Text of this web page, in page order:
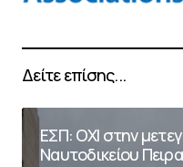
Δείτε επίσης...
ΕΣΠ: ΟΧΙ στην
Ναυτοδικείου